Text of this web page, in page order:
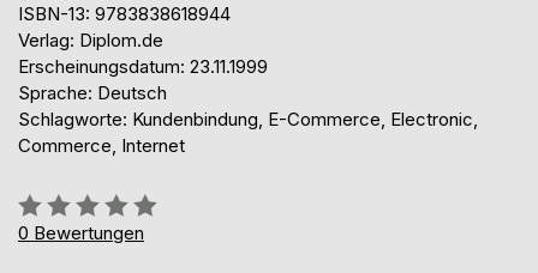
ISBN-13: 9783838618944
Verlag: Diplom.de
Erscheinungsdatum: 23.11.1999
Sprache: Deutsch
Schlagworte: Kundenbindung, E-Commerce, Electronic,
Commerce, Internet
Bewertung::
0%
0 Bewertungen